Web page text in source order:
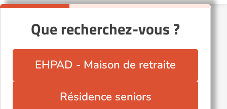
Arques-la-Bataille (76880)
Barentin (76360)
Caudebec-lès-Elbeuf (76320)
Déville-lès-Rouen (76250)
Fécamp (76400)
Que recherchez-vous ?
EHPAD - Maison de retraite
Résidence seniors